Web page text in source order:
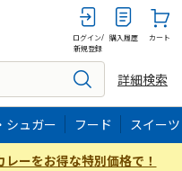
ログイン/
新規登録
購入履歴 カート
詳細検索
シュガー フード スイーツ
ーをお得な特別価格で！